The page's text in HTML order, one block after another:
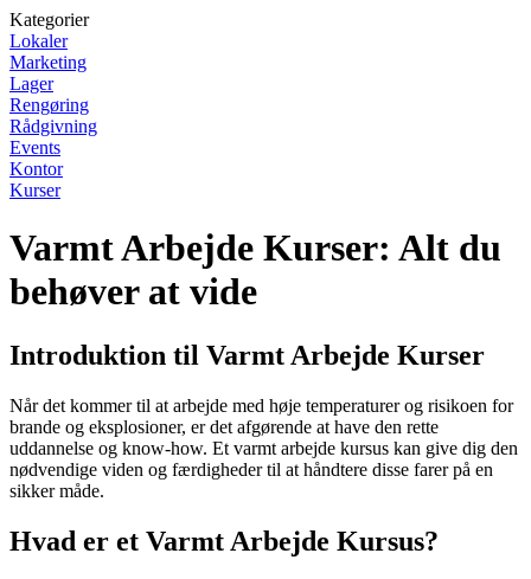
Kategorier
Lokaler
Marketing
Lager
Rengøring
Rådgivning
Events
Kontor
Kurser
Varmt Arbejde Kurser: Alt du
behøver at vide
Introduktion til Varmt Arbejde Kurser
Når det kommer til at arbejde med høje temperaturer og risikoen for
brande og eksplosioner, er det afgørende at have den rette
uddannelse og know-how. Et varmt arbejde kursus kan give dig den
nødvendige viden og færdigheder til at håndtere disse farer på en
sikker måde.
Hvad er et Varmt Arbejde Kursus?